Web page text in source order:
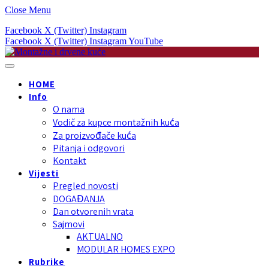
Close Menu
Facebook X (Twitter) Instagram
Facebook X (Twitter) InstagramYouTube
HOME
Info
O nama
Vodič za kupce montažnih kuća
Za proizvođače kuća
Pitanja i odgovori
Kontakt
Vijesti
Pregled novosti
DOGAĐANJA
Dan otvorenih vrata
Sajmovi
AKTUALNO
MODULAR HOMES EXPO
Rubrike